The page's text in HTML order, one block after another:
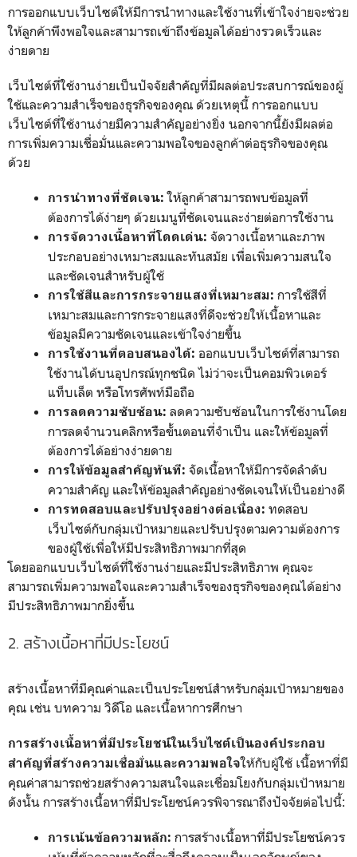
การออกแบบเว็บไซต์ให้มีการนำทางและใช้งานที่เข้าใจง่ายจะช่วย
ให้ลูกค้าพึงพอใจและสามารถเข้าถึงข้อมูลได้อย่างรวดเร็วและ
ง่ายดาย
เว็บไซต์ที่ใช้งานง่ายเป็นปัจจัยสำคัญที่มีผลต่อประสบการณ์ของผู้
ใช้และความสำเร็จของธุรกิจของคุณ ด้วยเหตุนี้ การออกแบบ
เว็บไซต์ที่ใช้งานง่ายมีความสำคัญอย่างยิ่ง นอกจากนี้ยังมีผลต่อ
การเพิ่มความเชื่อมั่นและความพอใจของลูกค้าต่อธุรกิจของคุณ
ด้วย
การนำทางที่ชัดเจน: ให้ลูกค้าสามารถพบข้อมูลที่
ต้องการได้ง่ายๆ ด้วยเมนูที่ชัดเจนและง่ายต่อการใช้งาน
การจัดวางเนื้อหาที่โดดเด่น: จัดวางเนื้อหาและภาพ
ประกอบอย่างเหมาะสมและทันสมัย เพื่อเพิ่มความสนใจ
และชัดเจนสำหรับผู้ใช้
การใช้สีและการกระจายแสงที่เหมาะสม: การใช้สีที่
เหมาะสมและการกระจายแสงที่ดีจะช่วยให้เนื้อหาและ
ข้อมูลมีความชัดเจนและเข้าใจง่ายขึ้น
การใช้งานที่ตอบสนองได้: ออกแบบเว็บไซต์ที่สามารถ
ใช้งานได้บนอุปกรณ์ทุกชนิด ไม่ว่าจะเป็นคอมพิวเตอร์
แท็บเล็ต หรือโทรศัพท์มือถือ
การลดความซับซ้อน: ลดความซับซ้อนในการใช้งานโดย
การลดจำนวนคลิกหรือขั้นตอนที่จำเป็น และให้ข้อมูลที่
ต้องการได้อย่างง่ายดาย
การให้ข้อมูลสำคัญทันที: จัดเนื้อหาให้มีการจัดลำดับ
ความสำคัญ และให้ข้อมูลสำคัญอย่างชัดเจนให้เป็นอย่างดี
การทดสอบและปรับปรุงอย่างต่อเนื่อง: ทดสอบ
เว็บไซต์กับกลุ่มเป้าหมายและปรับปรุงตามความต้องการ
ของผู้ใช้เพื่อให้มีประสิทธิภาพมากที่สุด
โดยออกแบบเว็บไซต์ที่ใช้งานง่ายและมีประสิทธิภาพ คุณจะ
สามารถเพิ่มความพอใจและความสำเร็จของธุรกิจของคุณได้อย่าง
มีประสิทธิภาพมากยิ่งขึ้น
2. สร้างเนื้อหาที่มีประโยชน์
สร้างเนื้อหาที่มีคุณค่าและเป็นประโยชน์สำหรับกลุ่มเป้าหมายของ
คุณ เช่น บทความ วิดีโอ และเนื้อหาการศึกษา
การสร้างเนื้อหาที่มีประโยชน์ในเว็บไซต์เป็นองค์ประกอบ
สำคัญที่สร้างความเชื่อมั่นและความพอใจให้กับผู้ใช้ เนื้อหาที่มี
คุณค่าสามารถช่วยสร้างความสนใจและเชื่อมโยงกับกลุ่มเป้าหมาย
ดังนั้น การสร้างเนื้อหาที่มีประโยชน์ควรพิจารณาถึงปัจจัยต่อไปนี้:
การเน้นข้อความหลัก: การสร้างเนื้อหาที่มีประโยชน์ควร